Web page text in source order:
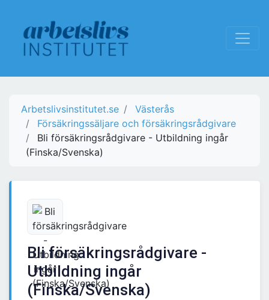
Arbetslivsinstitutet.se
Västerås
Försäkringssäljare och försäkringsrådgivare
Bli försäkringsrådgivare - Utbildning ingår
(Finska/Svenska)
Bli försäkringsrådgivare -
Utbildning ingår
(Finska/Svenska)